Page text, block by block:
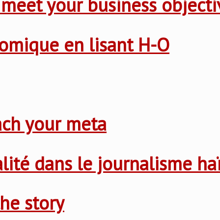
your business
en lisant H-O
your meta
dans le journalisme
story